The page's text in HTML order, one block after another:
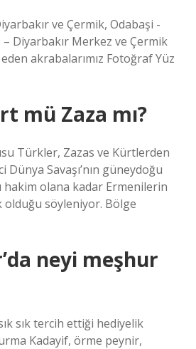
ve Çermik, Odabaşi -
Diyarbakır Merkez ve Çermik
akrabalarımız Fotoğraf Yüz
mü Zaza mı?
Türkler, Zazas ve Kürtlerden
Dünya Savaşı’nın güneydoğu
olana kadar Ermenilerin
söyleniyor. Bölge
neyi meşhur
sık tercih ettiği hediyelik
Kadayif, örme peynir,